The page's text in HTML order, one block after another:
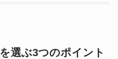
選ぶ3つのポイント